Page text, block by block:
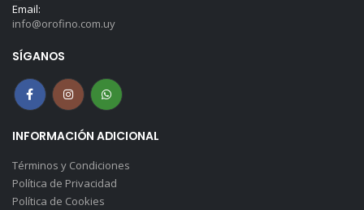
Email:
info@orofino.com.uy
SÍGANOS
INFORMACIÓN ADICIONAL
Términos y Condiciones
Política de Privacidad
Política de Cookies